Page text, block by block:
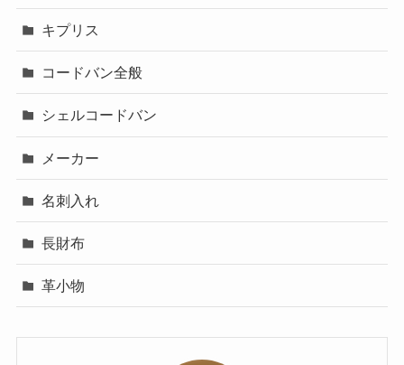
キプリス
コードバン全般
シェルコードバン
メーカー
名刺入れ
長財布
革小物